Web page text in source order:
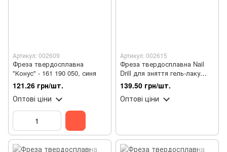
Артикул: 002609
Фреза твердосплавна
"Конус" - 161 190 050, синя
121.26 грн/шт.
Оптові ціни
Артикул: 002615
Фреза твердосплавна Nail
Drill для зняття гель-лаку
(Куля) 275 190 050 - синя
насічка
139.50 грн/шт.
Оптові ціни